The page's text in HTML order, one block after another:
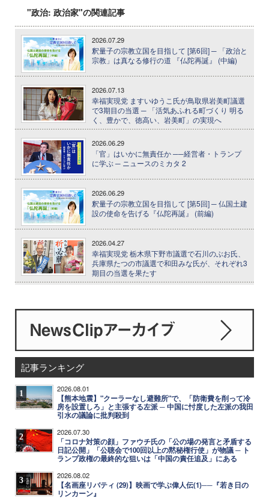
"政治: 政治家"の関連記事
2026.07.29
釈量子の宗教立国を目指して [第6回] ─ 「政治と
宗教」は真なる修行の道 『仏陀再誕』 (中編)
2026.07.13
幸福実現党 ますいゆうこ氏が鳥取県岩美町議選
で3期目の当選 ─ 「活気あふれる町づくり 明る
く、豊かで、徳高い、岩美町」の実現へ
2026.06.29
「官」はいかに無責任か ──経営者・トランプ
に学ぶ ─ ニュースのミカタ 2
2026.06.29
釈量子の宗教立国を目指して [第5回] ─ 仏国土建
設の使命を告げる『仏陀再誕』 (前編)
2026.04.27
幸福実現党 栃木県下野市議選で石川のぶお氏、
兵庫県たつの市議選で和田みな氏が、それぞれ3
期目の当選を果たす
記事ランキング
1 2026.08.01
【熊本地震】"クーラーなし避難所"で、「防衛費を削って冷
房を設置しろ」と主張する左派 ─ 中国に忖度した左派の我田
引水の議論に批判殺到
2 2026.07.30
「コロナ対策の顔」ファウチ氏の「公の場の発言と矛盾する
日記公開」「公聴会で100回以上の黙秘権行使」が物議 ─ ト
ランプ政権の最終的な狙いは「中国の責任追及」にある
3 2026.08.02
【名画座リバティ (29)】映画で学ぶ偉人伝(1)──『若き日の
リンカーン』